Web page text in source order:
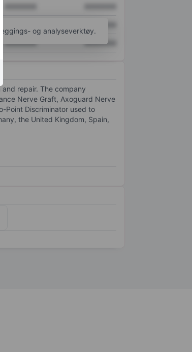
XXXXXXX XXXXXXX
og analyseverktøy.
repair. The company
Nerve Graft, Axoguard Nerve
Point Discriminator used to
the United Kingdom, Spain,